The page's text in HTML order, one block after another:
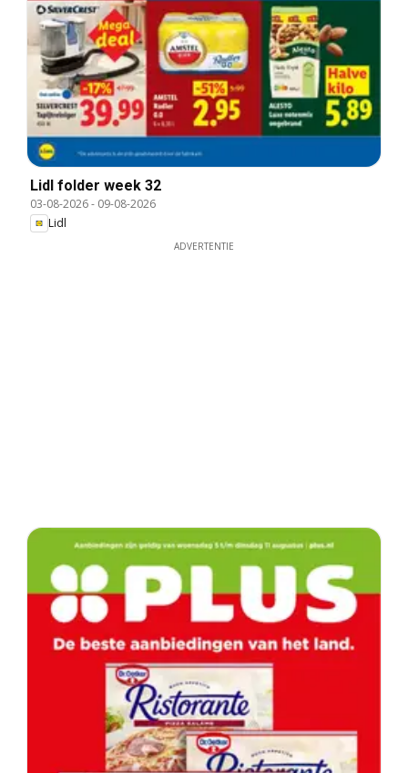
Lidl folder week 32
03-08-2026- 09-08-2026
Lidl
ADVERTENTIE